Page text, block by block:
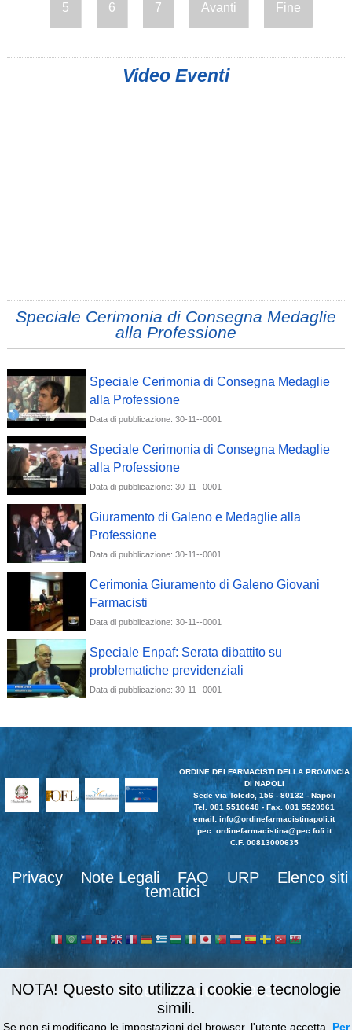
5 6 7 Avanti Fine
Video Eventi
Speciale Cerimonia di Consegna Medaglie
alla Professione
Speciale Cerimonia di Consegna Medaglie
alla Professione
Data di pubblicazione: 30-11--0001
Speciale Cerimonia di Consegna Medaglie
alla Professione
Data di pubblicazione: 30-11--0001
Giuramento di Galeno e Medaglie alla
Professione
Data di pubblicazione: 30-11--0001
Cerimonia Giuramento di Galeno Giovani
Farmacisti
Data di pubblicazione: 30-11--0001
Speciale Enpaf: Serata dibattito su
problematiche previdenziali
Data di pubblicazione: 30-11--0001
ORDINE DEI FARMACISTI DELLA PROVINCIA
DI NAPOLI
Sede via Toledo, 156 - 80132 - Napoli
Tel. 081 5510648 - Fax. 081 5520961
email: info@ordinefarmacistinapoli.it
pec: ordinefarmacistina@pec.fofi.it
C.F. 00813000635
Privacy Note Legali FAQ URP
Elenco siti
tematici
989839
NOTA! Questo sito utilizza i cookie e tecnologie
simili.
Se non si modificano le impostazioni del browser, l'utente accetta. Per